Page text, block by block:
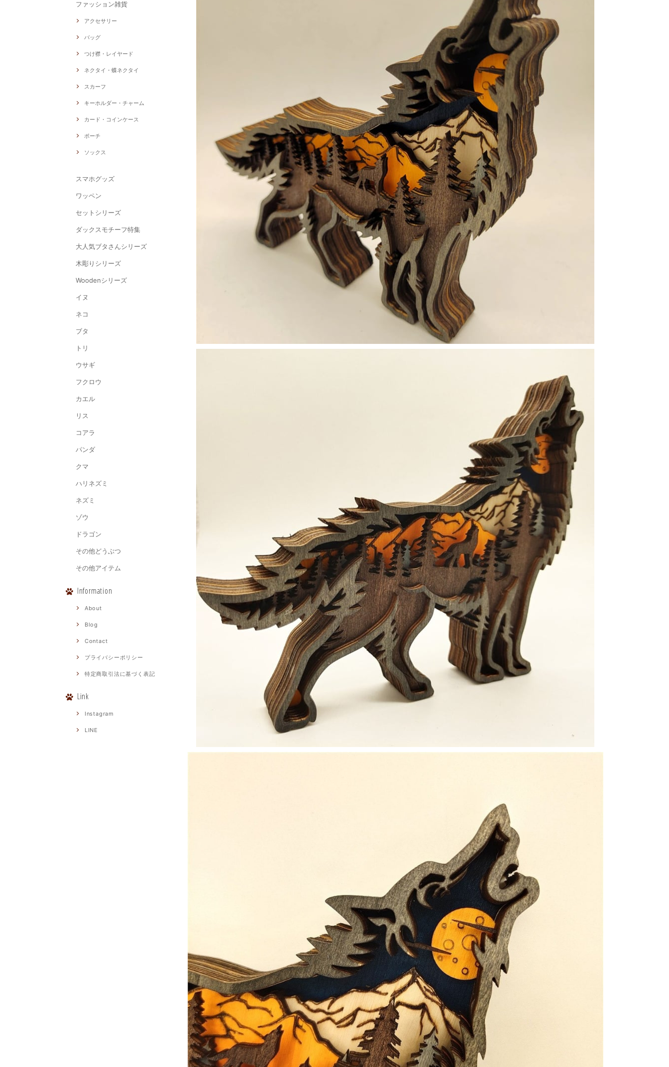
ファッション雑貨
アクセサリー
バッグ
つけ襟・レイヤード
ネクタイ・蝶ネクタイ
スカーフ
キーホルダー・チャーム
カード・コインケース
ポーチ
ソックス
スマホグッズ
ワッペン
セットシリーズ
ダックスモチーフ特集
大人気ブタさんシリーズ
木彫りシリーズ
Woodenシリーズ
イヌ
ネコ
ブタ
トリ
ウサギ
フクロウ
カエル
リス
コアラ
パンダ
クマ
ハリネズミ
ネズミ
ゾウ
ドラゴン
その他どうぶつ
その他アイテム
Information
About
Blog
Contact
プライバシーポリシー
特定商取引法に基づく表記
Link
Instagram
LINE